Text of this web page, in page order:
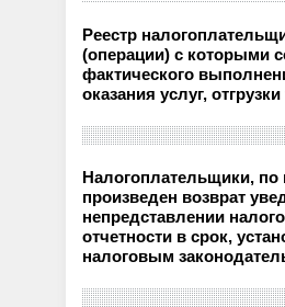
Реестр
(операции) с которыми
фактического
оказания услуг,
Налогоплательщики, по
произведен возврат
непредставлении
отчетности в срок,
налоговым